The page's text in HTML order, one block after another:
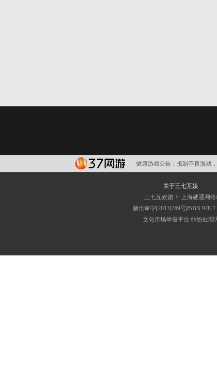
健康游戏公告： 抵制不良游戏
关于三七互娱
三七互娱旗下·上海硬通网
新出审字[2013]769号|ISBN
文化市场举报平台 纠纷处理